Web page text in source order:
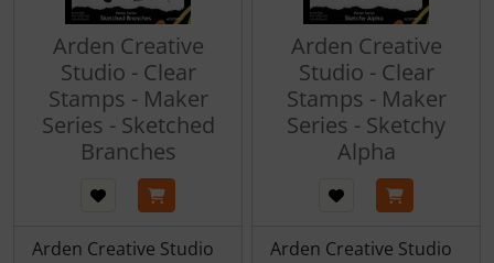
Arden Creative
Studio - Clear
Stamps - Maker
Series - Sketched
Branches
Arden Creative Studio
Arden Creative
Studio - Clear
Stamps - Maker
Series - Sketchy
Alpha
Arden Creative Studio